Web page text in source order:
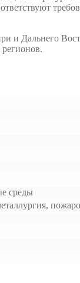
и Дальнего
среды